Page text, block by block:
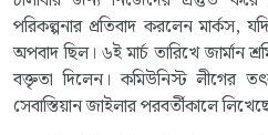
পরিকল্পনার প্রতিবাদ করলেন মার্কস,
অপবাদ ছিল। ৬ই মার্চ তারিখে জার্মান
বক্তৃতা দিলেন। কমিউনিস্ট লীগের
সেবাস্তিয়ান জাইলার পরবর্তীকালে